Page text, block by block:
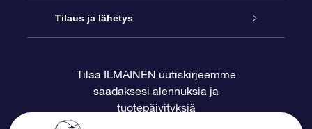
Blogi
Arvostelut
OSR-lahjapakkaus
OSR-lahjakortti
Star Register
Henkilökohtainen Tähtisivu
Tilaus ja lähetys
Maksutiedot
Tilaa ILMAINEN uutiskirjeemme
saadaksesi alennuksia ja
tuotepäivityksiä